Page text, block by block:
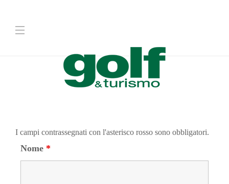
I campi contrassegnati con l'asterisco rosso sono obbligatori.
Nome *